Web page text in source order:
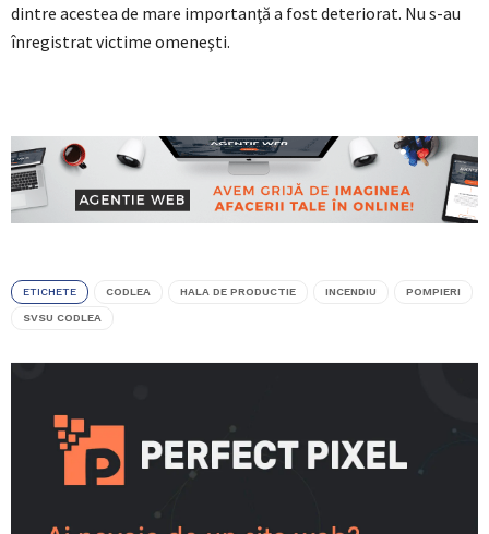
dintre acestea de mare importanţă a fost deteriorat. Nu s-au
înregistrat victime omeneşti.
ETICHETE CODLEA HALA DE PRODUCTIE INCENDIU POMPIERI
SVSU CODLEA